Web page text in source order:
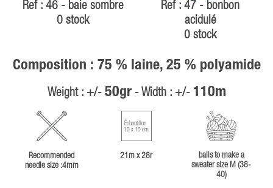
Ref : 46 - baie sombre
0 stock
Ref : 47 - bonbon
acidulé
0 stock
Composition : 75 % laine, 25 % polyamide
Weight : +/- 50gr- Width : +/- 110m
Recommended
needle size :4mm
Échantillon
10 x 10 cm
21m x 28r
balls to make a
sweater size M (38-
40)